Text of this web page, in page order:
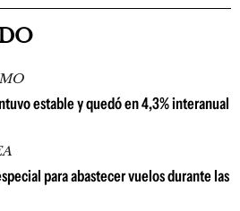
estable y quedó en 4,3% interanual
para abastecer vuelos durante las